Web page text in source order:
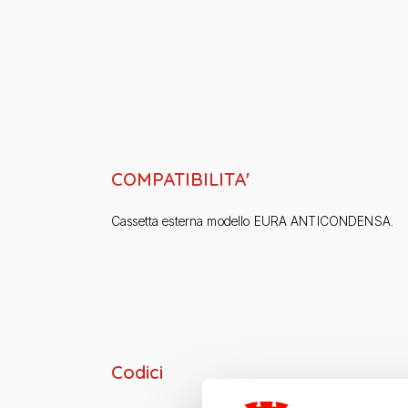
COMPATIBILITA'
Cassetta esterna modello EURA ANTICONDENSA.
Codici